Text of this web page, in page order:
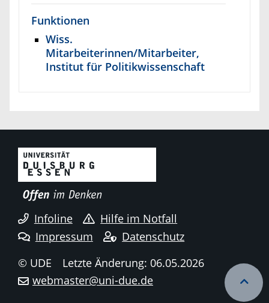
Funktionen
Wiss.
Mitarbeiterinnen/Mitarbeiter,
Institut für Politikwissenschaft
Infoline
Hilfe im Notfall
Impressum
Datenschutz
© UDE
Letzte Änderung: 06.05.2026
webmaster@uni-due.de